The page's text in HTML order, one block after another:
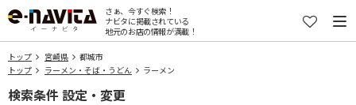
さぁ、今すぐ検索！
ナビタに掲載されている
地元のお店の情報が満載！
トップ 宮崎県
都城市
トップ
ラーメン・そば・うどん ラーメン
検索条件 設定・変更